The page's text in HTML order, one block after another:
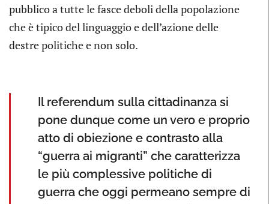
pubblico a tutte le fasce deboli della popolazione
che è tipico del linguaggio e dell’azione delle
destre politiche e non solo.
Il referendum sulla cittadinanza si
pone dunque come un vero e proprio
atto di obiezione e contrasto alla
“guerra ai migranti” che caratterizza
le più complessive politiche di
guerra che oggi permeano sempre di